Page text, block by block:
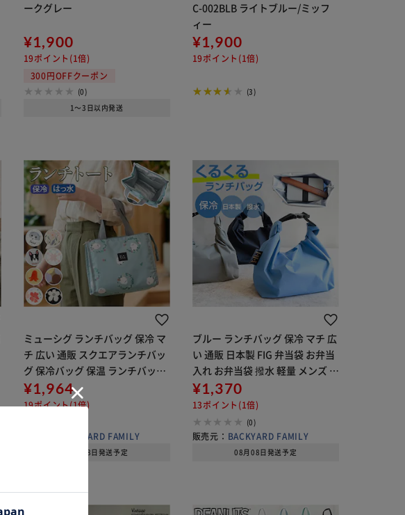
ークグレー
¥1,900
19ポイント(1倍)
300円OFFクーポン
(0)
1～3日以内発送
C-002BLB ライトブルー/ミッフ
ィー
¥1,900
19ポイント(1倍)
(3)
ミューシグ ランチバッグ 保冷 マ
チ 広い 通販 スクエアランチバッ
グ 保冷バッグ 保温 ランチバック
お弁当 かわいい おしゃれ 保冷温
お弁当袋 バック ミニトート 高校
¥1,964
19ポイント(1倍)
BACKYARD FAMILY
08月08日発送予定
ブルー ランチバッグ 保冷 マチ 広
い 通販 日本製 FIG 弁当袋 お弁当
入れ お弁当袋 撥水 軽量 メンズ レ
ディース 男子 女子 おしゃれ かわ
いい サイズ調整 お弁当 バッグ 大
人 男性 女性
¥1,370
13ポイント(1倍)
(0)
販売元： BACKYARD FAMILY
08月08日発送予定